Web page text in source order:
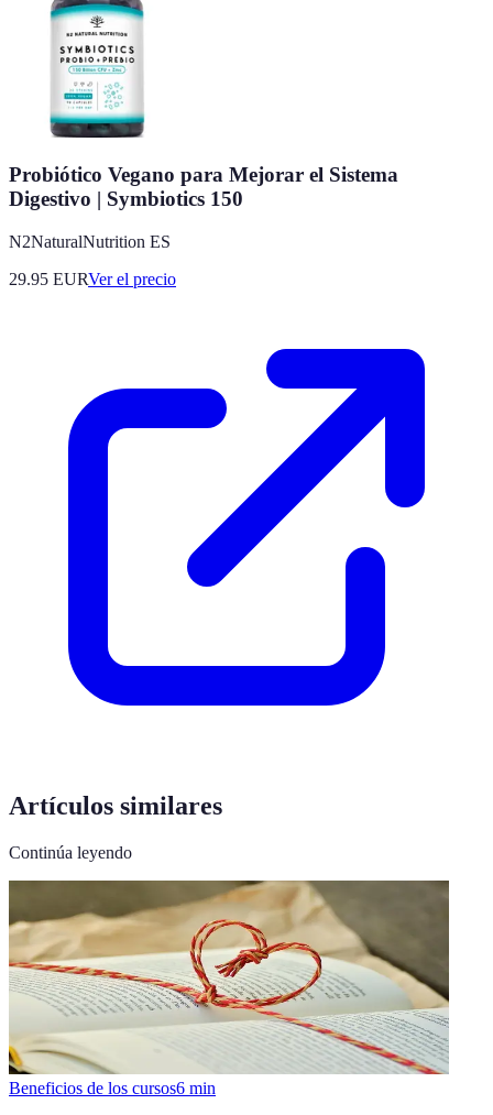
Probiótico Vegano para Mejorar el Sistema
Digestivo | Symbiotics 150
N2NaturalNutrition ES
29.95 EURVer el precio
Artículos similares
Continúa leyendo
Beneficios de los cursos6 min